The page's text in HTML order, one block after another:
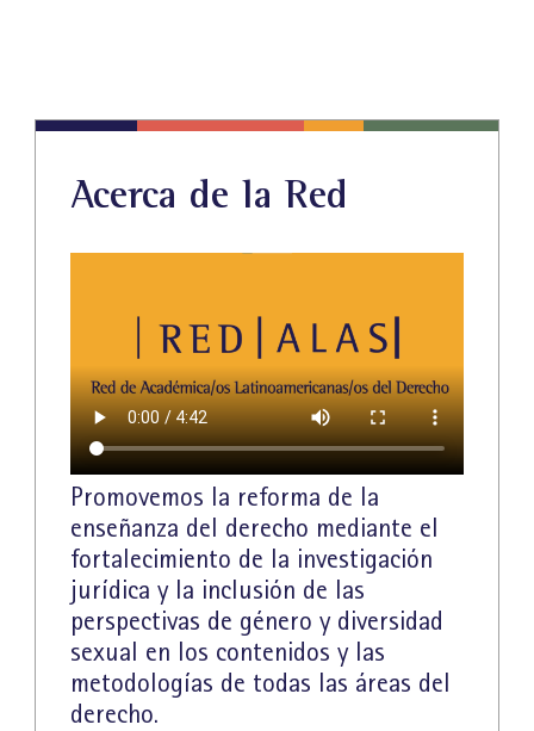
Acerca de la Red
Promovemos la reforma de la
enseñanza del derecho mediante el
fortalecimiento de la investigación
jurídica y la inclusión de las
perspectivas de género y diversidad
sexual en los contenidos y las
metodologías de todas las áreas del
derecho.